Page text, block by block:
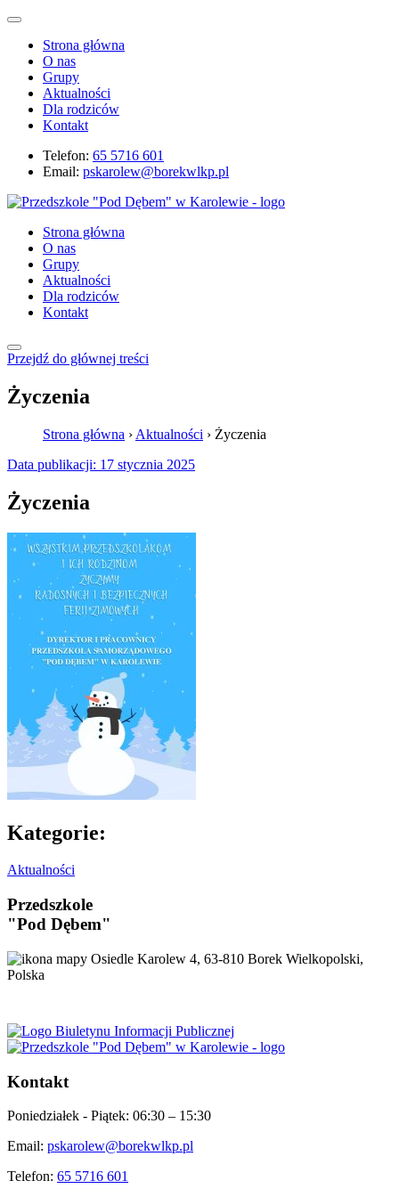
Strona główna
O nas
Grupy
Aktualności
Dla rodziców
Kontakt
Telefon: 65 5716 601
Email: pskarolew@borekwlkp.pl
Strona główna
O nas
Grupy
Aktualności
Dla rodziców
Kontakt
Przejdź do głównej treści
Życzenia
Strona główna › Aktualności › Życzenia
Data publikacji: 17 stycznia 2025
Życzenia
Kategorie:
Aktualności
Przedszkole
"Pod Dębem"
Osiedle Karolew 4, 63-810 Borek Wielkopolski,
Polska
Kontakt
Poniedziałek - Piątek: 06:30 – 15:30
Email: pskarolew@borekwlkp.pl
Telefon: 65 5716 601